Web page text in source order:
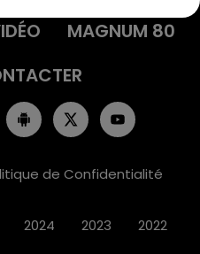
MAGNUM 80
de Confidentialité
2024 2023 2022